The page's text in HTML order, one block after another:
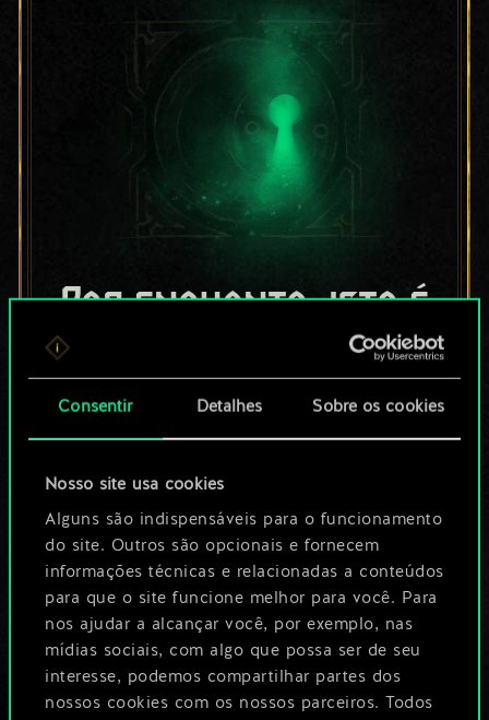
Consentir Detalhes Sobre os cookies
Nosso site usa cookies
Alguns são indispensáveis para o funcionamento
do site. Outros são opcionais e fornecem
informações técnicas e relacionadas a conteúdos
para que o site funcione melhor para você. Para
nos ajudar a alcançar você, por exemplo, nas
mídias sociais, com algo que possa ser de seu
interesse, podemos compartilhar partes dos
nossos cookies com os nossos parceiros. Todos
Por enquanto, isto é
apenas um conjunto
de cartas
compartilhado.
No entanto, dá para
ser muito mais!
Dê um nome para este baralho e crie
um guia